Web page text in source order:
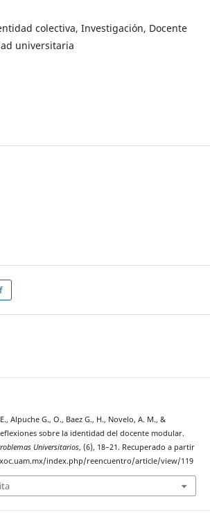
colectiva, Investigación, Docente
universitaria
Alpuche G., O., Baez G., H., Novelo, A. M., &
sobre la identidad del docente modular.
Universitarios, (6), 18–21. Recuperado a partir
index.php/reencuentro/article/view/119